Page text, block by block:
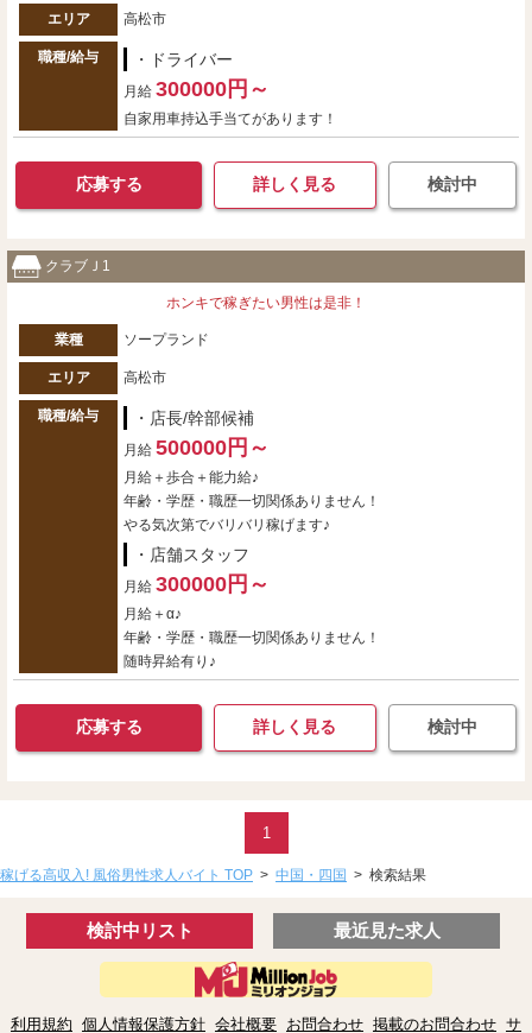
エリア 高松市
職種/給与 ・ドライバー
月給 300000円～
自家用車持込手当てがあります！
応募する 詳しく見る 検討中
クラブＪ1
ホンキで稼ぎたい男性は是非！
業種 ソープランド
エリア 高松市
職種/給与 ・店長/幹部候補
月給 500000円～
月給＋歩合＋能力給♪
年齢・学歴・職歴一切関係ありません！
やる気次第でバリバリ稼げます♪
・店舗スタッフ
月給 300000円～
月給＋α♪
年齢・学歴・職歴一切関係ありません！
随時昇給有り♪
応募する 詳しく見る 検討中
1
稼げる高収入! 風俗男性求人バイト TOP > 中国・四国 > 検索結果
検討中リスト 最近見た求人
利用規約 個人情報保護方針 会社概要 お問合わせ 掲載のお問合わせ サ